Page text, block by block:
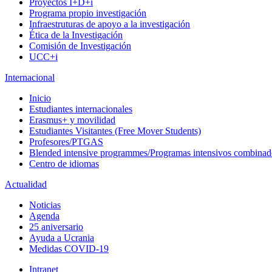
Proyectos I+D+i
Programa propio investigación
Infraestruturas de apoyo a la investigación
Ética de la Investigación
Comisión de Investigación
UCC+i
Internacional
Inicio
Estudiantes internacionales
Erasmus+ y movilidad
Estudiantes Visitantes (Free Mover Students)
Profesores/PTGAS
Blended intensive programmes/Programas intensivos
Centro de idiomas
Actualidad
Noticias
Agenda
25 aniversario
Ayuda a Ucrania
Medidas COVID-19
Intranet